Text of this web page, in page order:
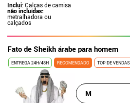
Inclui: Calças de camisa
não incluídas:
metralhadora ou
calçados
Fato de Sheikh árabe para homem
ENTREGA 24H/48H RECOMENDADO TOP DE VENDAS
M